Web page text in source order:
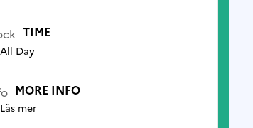
TIME
All Day
MORE INFO
Läs mer